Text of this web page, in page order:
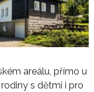
areálu, přímo u
s dětmi i pro